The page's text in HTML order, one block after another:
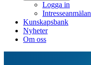
Logga in
Intresseanmälan
Kunskapsbank
Nyheter
Om oss